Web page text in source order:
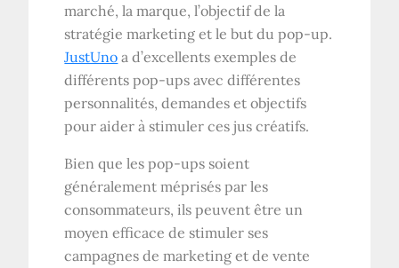
marché, la marque, l’objectif de la
stratégie marketing et le but du pop-up.
JustUno a d’excellents exemples de
différents pop-ups avec différentes
personnalités, demandes et objectifs
pour aider à stimuler ces jus créatifs.
Bien que les pop-ups soient
généralement méprisés par les
consommateurs, ils peuvent être un
moyen efficace de stimuler ses
campagnes de marketing et de vente